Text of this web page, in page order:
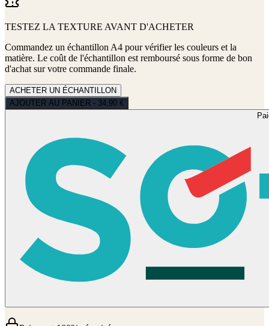
TESTEZ LA TEXTURE AVANT D'ACHETER
Commandez un échantillon A4 pour vérifier les couleurs et la
matière. Le coût de l'échantillon est remboursé sous forme de bon
d'achat sur votre commande finale.
ACHETER UN ÉCHANTILLON
AJOUTER AU PANIER - 34,90 €